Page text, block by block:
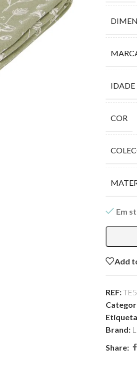
IDADE
COR
Em
Add
REF:
Brand:
Share: